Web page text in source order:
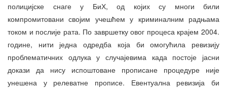
полицијске снаге у БиХ, од којих су многи били
компромитовани својим учешћем у криминалним радњама
током и послије рата. По завршетку овог процеса крајем 2004.
године, нити једна одредба која би омогућила ревизију
проблематичних одлука у случајевима када постоје јасни
докази да нису испоштоване прописане процедуре није
унешена у релеватне прописе. Евентуална ревизија би